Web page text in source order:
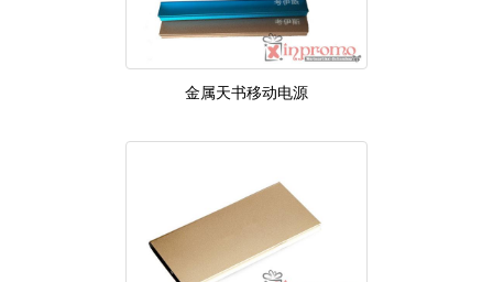
金属天书移动电源